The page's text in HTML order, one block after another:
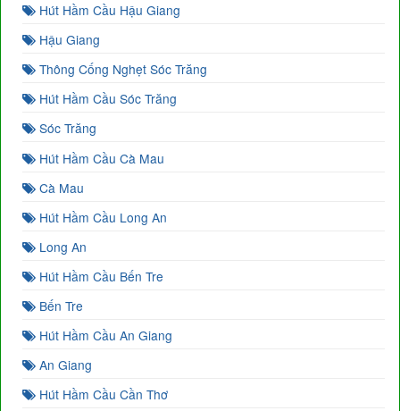
Hút Hầm Cầu Hậu Giang
Hậu Giang
Thông Cống Nghẹt Sóc Trăng
Hút Hầm Cầu Sóc Trăng
Sóc Trăng
Hút Hầm Cầu Cà Mau
Cà Mau
Hút Hầm Cầu Long An
Long An
Hút Hầm Cầu Bến Tre
Bến Tre
Hút Hầm Cầu An Giang
An Giang
Hút Hầm Cầu Cần Thơ